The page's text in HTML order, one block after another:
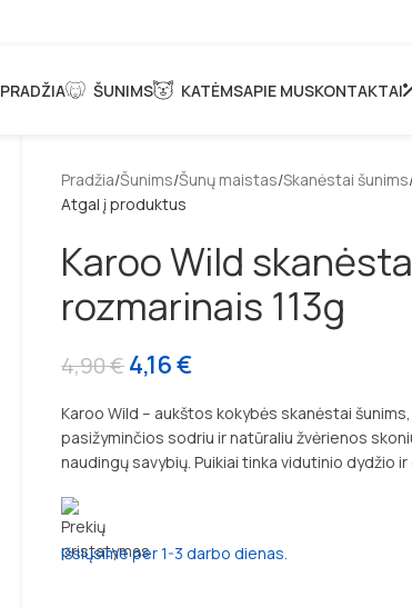
PRADŽIA ŠUNIMS KATĖMSAPIE MUSKONTAKTAI
Pradžia Šunims Šunų maistas Skanėstai šunims
Atgal į produktus
Karoo Wild
rozmarinais 113g
4,90€4,16€
Karoo Wild – aukštos kokybės skanėstai
pasižyminčios sodriu ir natūraliu žvėrienos
naudingų savybių. Puikiai tinka vidutinio dydžio
Išsiųsime per 1-3 darbo dienas.